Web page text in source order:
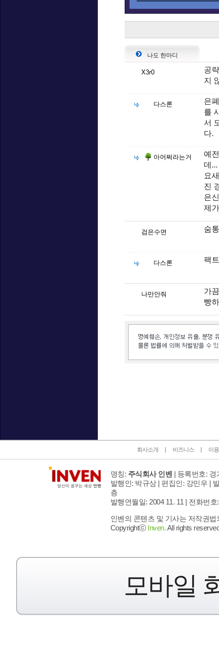
나도 한마디
X3r0
공
지
다스론
은
를
서
다.
아어쩌라는거
예
데...
요
진
은
제
검은수면 숨
다스론 팩
나만안줘
가
빵
회사소개 비즈니스 이
명칭: 주식회사 인벤 | 등록번호: 경
발행인: 박규상 | 편집인: 강민우 |
층
발행연월일: 2004 11. 11 | 전화번호
인벤의 콘텐츠 및 기사는 저작권
Copyrightⓒ Inven.All rights
모바일